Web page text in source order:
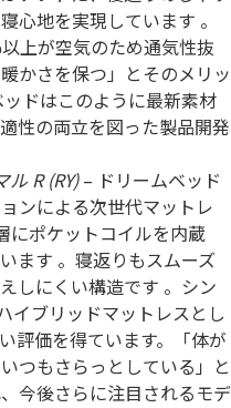
心地を実現しています 。
上が空気のため通気性抜
かさを保つ」とそのメリッ
ドはこのように最新素材
性の両立を図った製品開発
R (RY)– ドリームベッド
ンによる次世代マットレ
にポケットコイルを内蔵
ます 。寝返りもスムーズ
しにくい構造です 。シン
イブリッドマットレスとし
評価を得ています。「体が
つもさらっとしている」と
今後さらに注目されるモデ